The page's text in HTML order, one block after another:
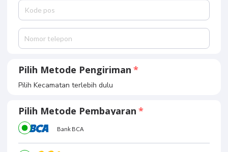
Pilih Metode Pengiriman
Pilih Kecamatan terlebih dulu
Pilih Metode Pembayaran
Bank BCA